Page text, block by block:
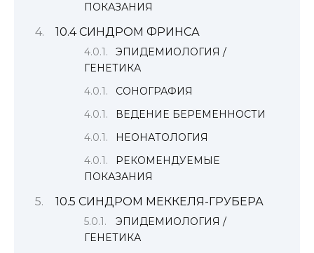
ПОКАЗАНИЯ
10.4 СИНДРОМ ФРИНСА
ЭПИДЕМИОЛОГИЯ /
ГЕНЕТИКА
СОНОГРАФИЯ
ВЕДЕНИЕ БЕРЕМЕННОСТИ
НЕОНАТОЛОГИЯ
РЕКОМЕНДУЕМЫЕ
ПОКАЗАНИЯ
10.5 СИНДРОМ МЕККЕЛЯ-ГРУБЕРА
ЭПИДЕМИОЛОГИЯ /
ГЕНЕТИКА